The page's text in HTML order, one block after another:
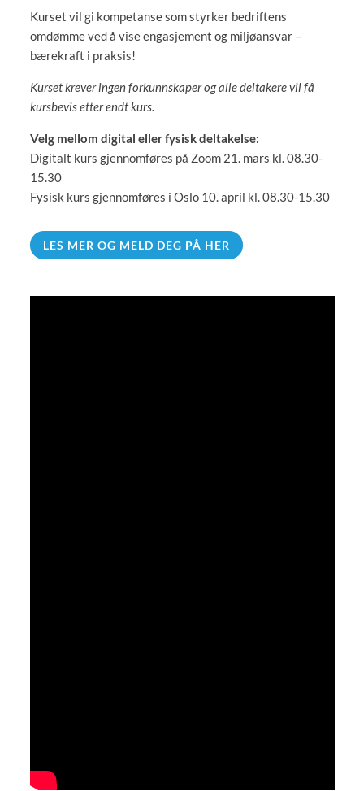
Kurset vil gi kompetanse som styrker bedriftens
omdømme ved å vise engasjement og miljøansvar –
bærekraft i praksis!
Kurset krever ingen forkunnskaper og alle deltakere vil få
kursbevis etter endt kurs.
Velg mellom digital eller fysisk deltakelse:
Digitalt kurs gjennomføres på Zoom 21. mars kl. 08.30-
15.30
Fysisk kurs gjennomføres i Oslo 10. april kl. 08.30-15.30
LES MER OG MELD DEG PÅ HER